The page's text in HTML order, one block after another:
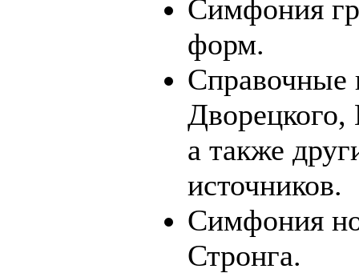
Симфония
форм.
Справочные
а также
источников.
Симфония
Стронга.